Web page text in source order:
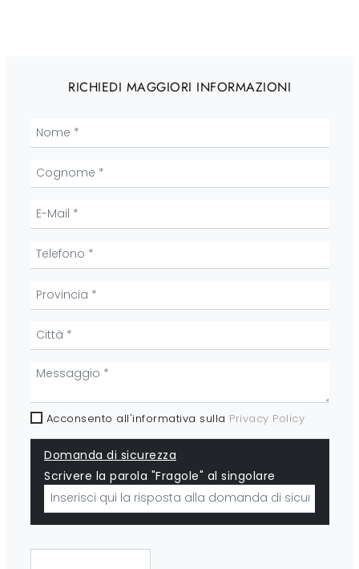
RICHIEDI MAGGIORI INFORMAZIONI
Acconsento all'informativa sulla Privacy Policy
Domanda di sicurezza
Scrivere la parola "Fragole" al singolare